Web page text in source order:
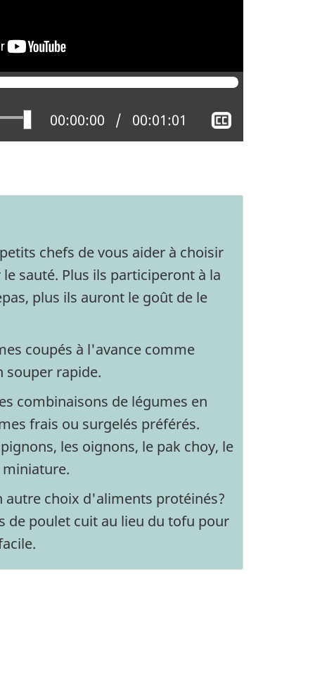
Position actuelle :
00:00:00 Temps total :
00:01:01
le
chefs de vous aider à choisir
sauté. Plus ils participeront à la
plus ils auront le goût de le
coupés à l'avance comme
souper rapide.
combinaisons de légumes en
frais ou surgelés préférés.
les oignons, le pak choy, le
autre choix d'aliments protéinés?
de poulet cuit au lieu du tofu pour